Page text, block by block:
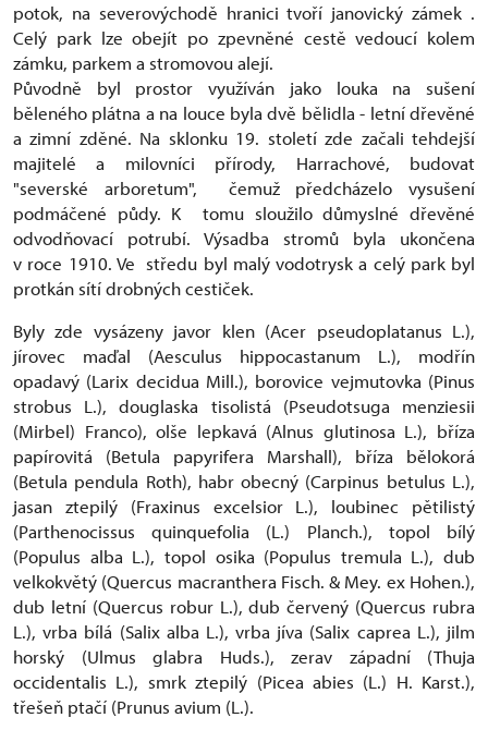
potok, na severovýchodě hranici tvoří janovický zámek .
Celý park lze obejít po zpevněné cestě vedoucí kolem
zámku, parkem a stromovou alejí.
Původně byl prostor využíván jako louka na sušení
běleného plátna a na louce byla dvě bělidla - letní dřevěné
a zimní zděné. Na sklonku 19. století zde začali tehdejší
majitelé a milovníci přírody, Harrachové, budovat
"severské arboretum", čemuž předcházelo vysušení
podmáčené půdy. K tomu sloužilo důmyslné dřevěné
odvodňovací potrubí. Výsadba stromů byla ukončena
v roce 1910. Ve středu byl malý vodotrysk a celý park byl
protkán sítí drobných cestiček.
Byly zde vysázeny javor klen (Acer pseudoplatanus L.),
jírovec maďal (Aesculus hippocastanum L.), modřín
opadavý (Larix decidua Mill.), borovice vejmutovka (Pinus
strobus L.), douglaska tisolistá (Pseudotsuga menziesii
(Mirbel) Franco), olše lepkavá (Alnus glutinosa L.), bříza
papírovitá (Betula papyrifera Marshall), bříza bělokorá
(Betula pendula Roth), habr obecný (Carpinus betulus L.),
jasan ztepilý (Fraxinus excelsior L.), loubinec pětilistý
(Parthenocissus quinquefolia (L.) Planch.), topol bílý
(Populus alba L.), topol osika (Populus tremula L.), dub
velkokvětý (Quercus macranthera Fisch. & Mey. ex Hohen.),
dub letní (Quercus robur L.), dub červený (Quercus rubra
L.), vrba bílá (Salix alba L.), vrba jíva (Salix caprea L.), jilm
horský (Ulmus glabra Huds.), zerav západní (Thuja
occidentalis L.), smrk ztepilý (Picea abies (L.) H. Karst.),
třešeň ptačí (Prunus avium (L.).